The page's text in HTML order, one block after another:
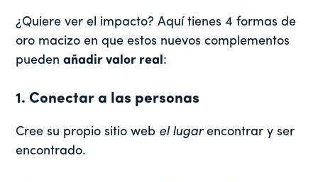
¿Quiere ver el impacto? Aquí tienes 4 formas de
oro macizo en que estos nuevos complementos
puedenañadir valor real :
1. Conectar a las personas
Cree su propio sitio web el lugarencontrar y ser
encontrado.